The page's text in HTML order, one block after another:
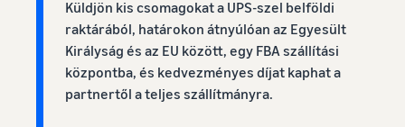
növekedés. Leszel
te a következő?
Alacsonyabb
szállítási
költségek az
alacsony árú
Amazon-on,
és
hozzáférjen a
márkavédelmi
és marketing
Hogyan lehet online
értékesíteni a
kiegészítőket
Bővítse online étrend-
kiegészítők értékesítését
Küldjön kis csomagokat a UPS-szel belföldi
raktárából, határokon átnyúlóan az Egyesült
Királyság és az EU között, egy FBA szállítási
központba, és kedvezményes díjat kaphat a
partnertől a teljes szállítmányra.